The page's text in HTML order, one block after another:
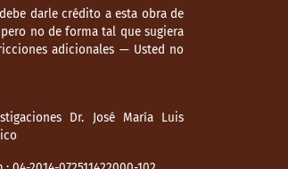
darle crédito a esta obra de
no de forma tal que sugiera
adicionales — Usted no
Dr. José María Luis